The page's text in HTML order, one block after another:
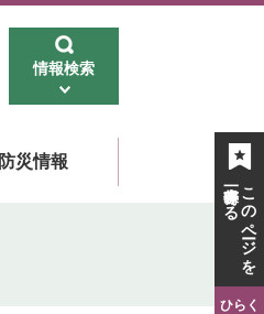
情報検索
防災情報
このページを
一時保存する
ひらく